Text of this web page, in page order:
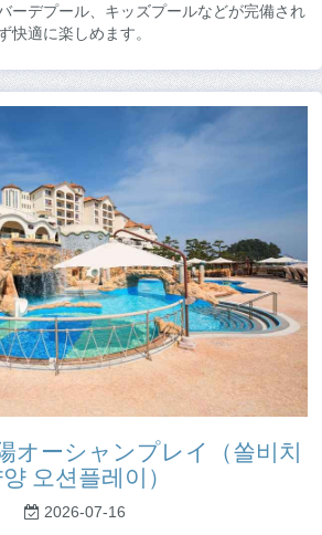
ーデプール、キッズプールなどが完備され
快適に楽しめます。
オーシャンプレイ（쏠비치
오션플레이）
2026-07-16